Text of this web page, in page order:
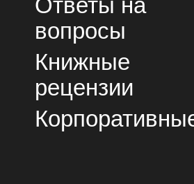
Ответы на
вопросы
Книжные
рецензии